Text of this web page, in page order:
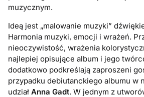
muzycznym.
Ideą jest „malowanie muzyki”
Harmonia muzyki, emocji i wrażeń.
nieoczywistość, wrażenia
najlepiej opisujące album i jego
dodatkowo podkreślają zaproszeni
przypadku debiutanckiego albumu w
udziałAnna Gadt. W jednym z